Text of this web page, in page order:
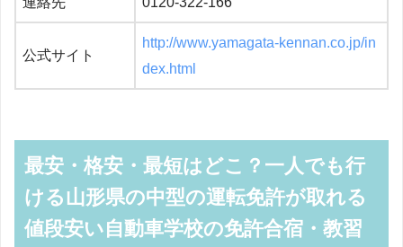
公式サイト
http://www.yamagata-kennan.co.jp/in
dex.html
最安・格安・最短はどこ？一人でも行
ける山形県の中型の運転免許が取れる
値段安い自動車学校の免許合宿・教習